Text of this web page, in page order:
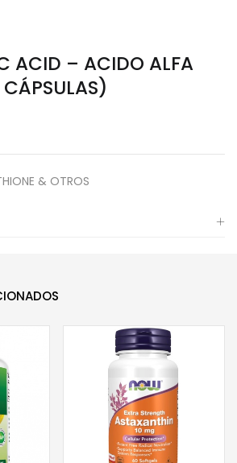
ACID – ACIDO ALFA
& OTROS